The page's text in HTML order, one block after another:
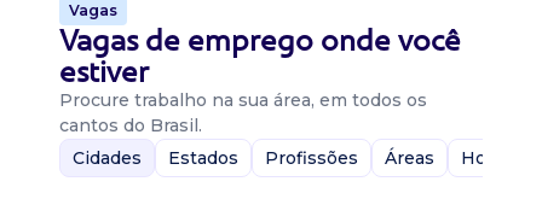
Vagas
Vagas de emprego onde você
estiver
Procure trabalho na sua área, em todos os
cantos do Brasil.
Cidades
Estados Profissões Áreas Home-